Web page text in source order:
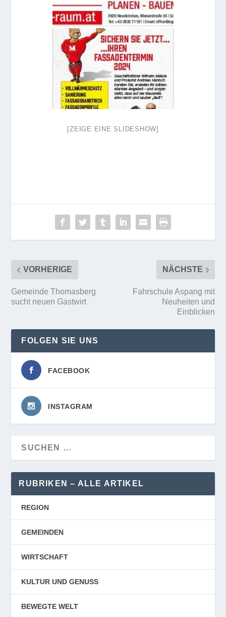
[ZEIGE EINE SLIDESHOW]
VORHERIGE
Gemeinde Thomasberg
sucht neuen Gastwirt
NÄCHSTE
Fahrschule Aspang mit
Neuheiten und
Einblicken
FOLGEN SIE UNS
FACEBOOK
INSTAGRAM
RUBRIKEN – ALLE ARTIKEL
REGION
GEMEINDEN
WIRTSCHAFT
KULTUR UND GENUSS
BEWEGTE WELT